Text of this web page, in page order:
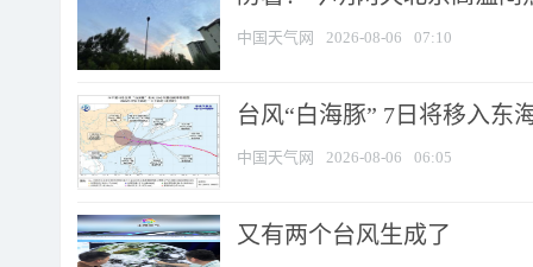
中国天气网 2026-08-06 07:10
台风“白海豚” 7日将移入东
中国天气网 2026-08-06 06:05
又有两个台风生成了